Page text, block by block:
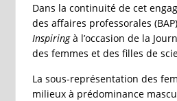
Dans la continuité de cet
des affaires professorales
Inspiringà l’occasion de la
des femmes et des filles de
La sous-représentation des
milieux à prédominance